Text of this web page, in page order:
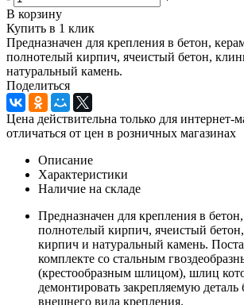
В корзину
Купить в 1 клик
Предназначен для крепления в бетон,
полнотелый кирпич, ячеистый бетон,
натуральный камень.
Поделиться
Цена действительна только для интернет-
отличаться от цен в розничных магазинах
Описание
Характеристики
Наличие на складе
Предназначен для крепления в
полнотелый кирпич, ячеистый
кирпич и натуральный камень.
комплекте со стальным
(крестообразным шлицом), шлиц
демонтировать закрепляемую
внешнего вида крепления.